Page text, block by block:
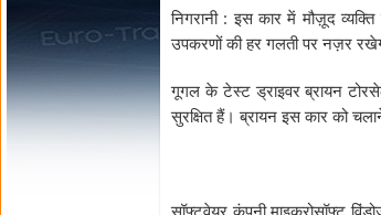
निगरानी : इस कार में मौज़ूद
उपकरणों की हर गलती पर नज़र
गूगल के टेस्ट ड्राइवर ब्रायन
सुरक्षित हैं। ब्रायन इस कार को